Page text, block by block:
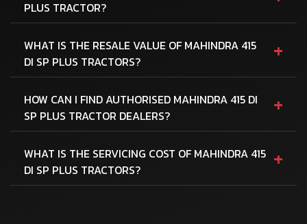
PLUS TRACTOR?
WHAT IS THE RESALE VALUE OF MAHINDRA 415
DI SP PLUS TRACTORS?
+
HOW CAN I FIND AUTHORISED MAHINDRA 415 DI
SP PLUS TRACTOR DEALERS?
+
WHAT IS THE SERVICING COST OF MAHINDRA 415
DI SP PLUS TRACTORS?
+